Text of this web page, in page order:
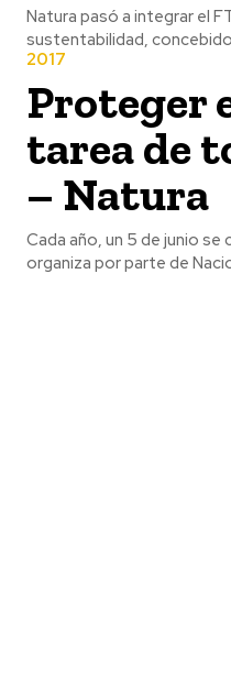
Natura pasó a integrar el
sustentabilidad,
2017
Proteger
tarea de
– Natura
Cada año, un 5 de junio se
organiza por parte de